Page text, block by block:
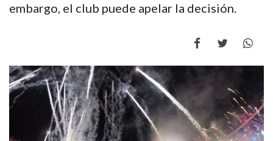
embargo, el club puede apelar la decisión.